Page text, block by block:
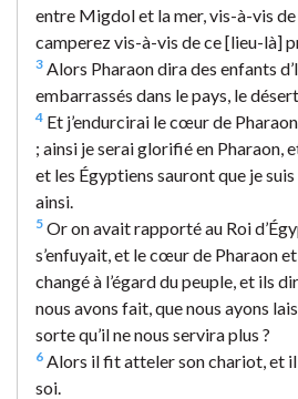
entre Migdol et la mer, vis-à-vis
camperez vis-à-vis de ce [lieu-là]
3 Alors Pharaon dira des enfants
embarrassés dans le pays, le
4 Et j’endurcirai le cœur de
; ainsi je serai glorifié en Pharaon,
et les Égyptiens sauront que je
ainsi.
5 Or on avait rapporté au Roi
s’enfuyait, et le cœur de Pharaon
changé à l’égard du peuple, et ils
nous avons fait, que nous ayons
sorte qu’il ne nous servira plus ?
6 Alors il fit atteler son chariot, et
soi.